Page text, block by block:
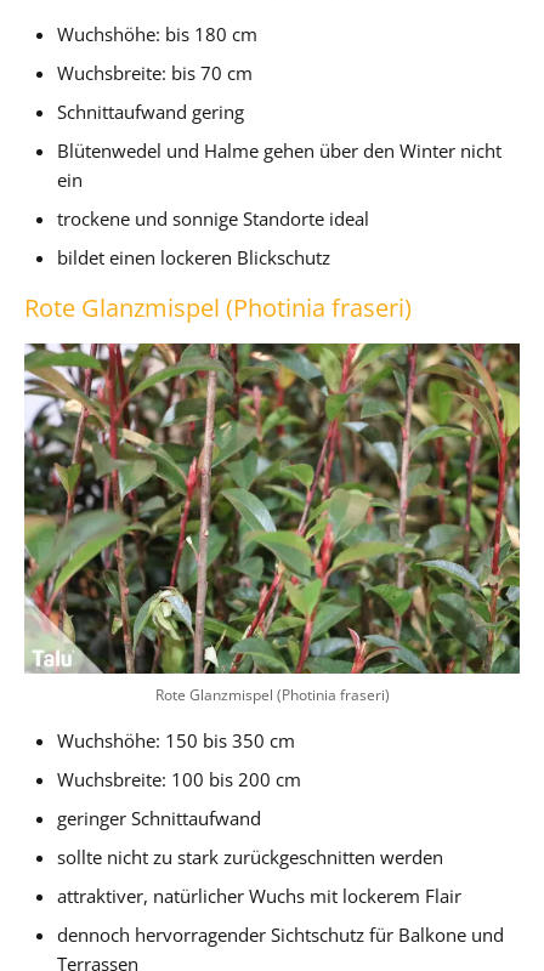
Wuchshöhe: bis 180 cm
Wuchsbreite: bis 70 cm
Schnittaufwand gering
Blütenwedel und Halme gehen über den Winter nicht
ein
trockene und sonnige Standorte ideal
bildet einen lockeren Blickschutz
Rote Glanzmispel (Photinia fraseri)
Rote Glanzmispel (Photinia fraseri)
Wuchshöhe: 150 bis 350 cm
Wuchsbreite: 100 bis 200 cm
geringer Schnittaufwand
sollte nicht zu stark zurückgeschnitten werden
attraktiver, natürlicher Wuchs mit lockerem Flair
dennoch hervorragender Sichtschutz für Balkone und
Terrassen